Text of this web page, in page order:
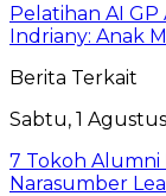
Pelatihan AI GP
Indriany: Anak
Berita Terkait
Sabtu, 1
7 Tokoh Alumni
Narasumber